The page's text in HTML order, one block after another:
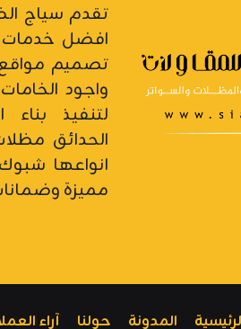
تقدم سياج
افضل خدمات
تصميم
واجود
لتنفيذ
الحدائق
انواعها
مميزة
المدونة حولنا آراء